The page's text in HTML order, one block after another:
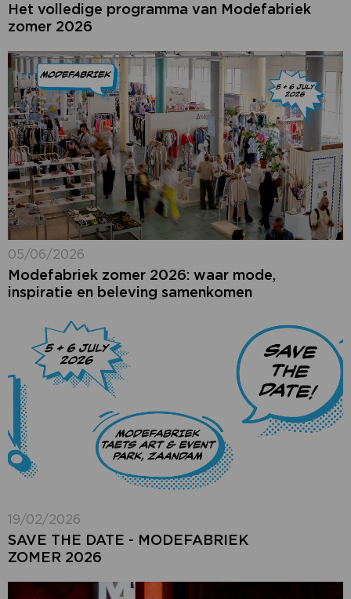
Het volledige programma van Modefabriek
zomer 2026
05/06/2026
Modefabriek zomer 2026: waar mode,
inspiratie en beleving samenkomen
19/02/2026
SAVE THE DATE - MODEFABRIEK
ZOMER 2026